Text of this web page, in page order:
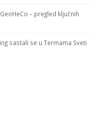
– pregled ključnih
sastali se u Termama Sveti